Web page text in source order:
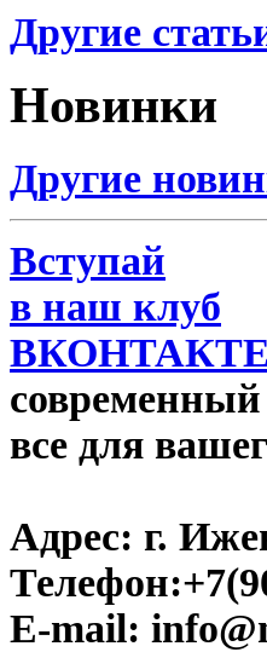
Другие
Новинки
Другие
Вступай
в наш клуб
ВКОНТАКТЕ
все для
Адрес: г.
Телефон:
E-mail: